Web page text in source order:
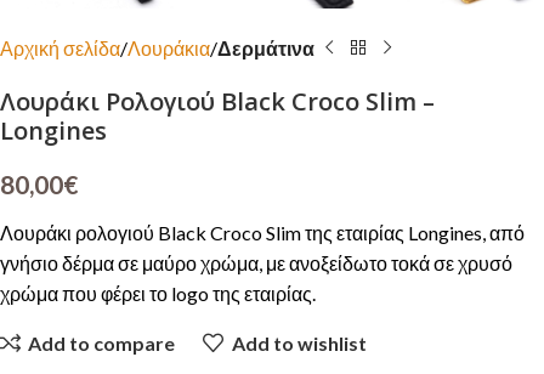
Αρχική σελίδα Λουράκια Δερμάτινα
Λουράκι Ρολογιού Black Croco Slim –
Longines
80,00€
Λουράκι ρολογιού Black Croco Slim της εταιρίας Longines, από
γνήσιο δέρμα σε μαύρο χρώμα, με ανοξείδωτο τοκά σε χρυσό
χρώμα που φέρει το logo της εταιρίας.
Add to compare Add to wishlist